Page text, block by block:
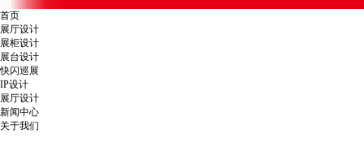
首页
展厅设计
展柜设计
展台设计
快闪巡展
IP设计
展厅设计
新闻中心
关于我们